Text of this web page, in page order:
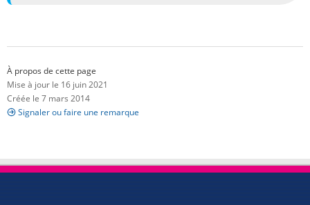
À propos de cette page
Mise à jour le 16 juin 2021
Créée le 7 mars 2014
Signaler ou faire une remarque